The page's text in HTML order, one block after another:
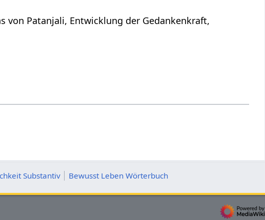
von Patanjali, Entwicklung der Gedankenkraft,
Substantiv Bewusst Leben Wörterbuch